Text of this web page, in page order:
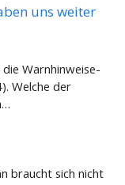
uns weiter
Warnhinweise-
Welche der
braucht sich nicht